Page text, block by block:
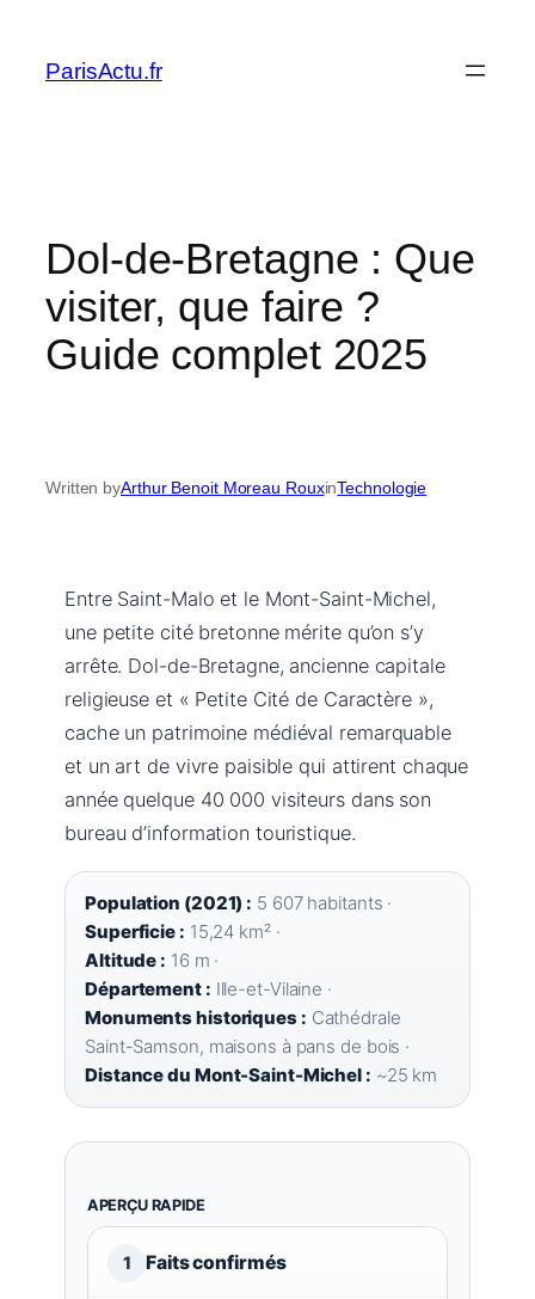
content
ParisActu.fr
Dol-de-Bretagne : Que
visiter, que faire ?
Guide complet 2025
Written byArthur Benoit Moreau RouxinTechnologie
Entre Saint-Malo et le Mont-Saint-Michel,
une petite cité bretonne mérite qu’on s’y
arrête. Dol-de-Bretagne, ancienne capitale
religieuse et « Petite Cité de Caractère »,
cache un patrimoine médiéval remarquable
et un art de vivre paisible qui attirent chaque
année quelque 40 000 visiteurs dans son
bureau d’information touristique.
Population (2021) : 5 607 habitants ·
Superficie : 15,24 km² ·
Altitude : 16 m ·
Département : Ille-et-Vilaine ·
Monuments historiques : Cathédrale
Saint-Samson, maisons à pans de bois ·
Distance du Mont-Saint-Michel : ~25 km
APERÇU RAPIDE
1 Faits confirmés